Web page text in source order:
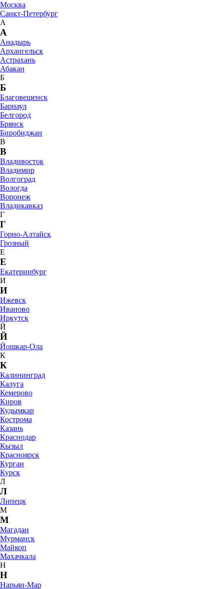
Москва
Санкт-Петербург
А
А
Анадырь
Архангельск
Астрахань
Абакан
Б
Б
Благовещенск
Барнаул
Белгород
Брянск
Биробиджан
В
В
Владивосток
Владимир
Волгоград
Вологда
Воронеж
Владикавказ
Г
Г
Горно-Алтайск
Грозный
Е
Е
Екатеринбург
И
И
Ижевск
Иваново
Иркутск
Й
Й
Йошкар-Ола
К
К
Калининград
Калуга
Кемерово
Киров
Кудымкар
Кострома
Казань
Краснодар
Кызыл
Красноярск
Курган
Курск
Л
Л
Липецк
М
М
Магадан
Мурманск
Майкоп
Махачкала
Н
Н
Нарьян-Мар